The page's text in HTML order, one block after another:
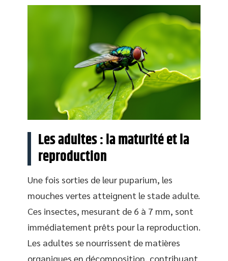
Les adultes : la maturité et la
reproduction
Une fois sorties de leur puparium, les
mouches vertes atteignent le stade adulte.
Ces insectes, mesurant de 6 à 7 mm, sont
immédiatement prêts pour la reproduction.
Les adultes se nourrissent de matières
organiques en décomposition, contribuant